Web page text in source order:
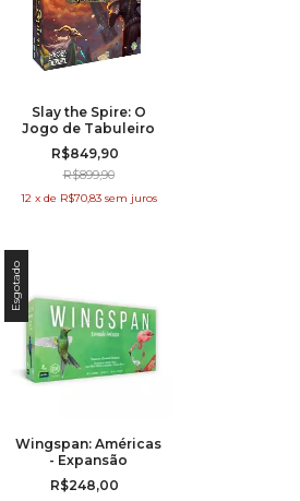
Slay the Spire: O
Jogo de Tabuleiro
R$849,90
R$899,90
12 x de R$70,83 sem juros
Esgotado
Wingspan: Américas
- Expansão
R$248,00